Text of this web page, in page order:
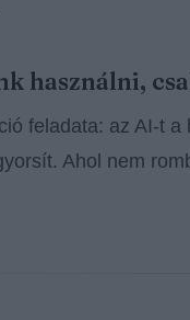
használni,
feladata: az AI-t
Ahol nem